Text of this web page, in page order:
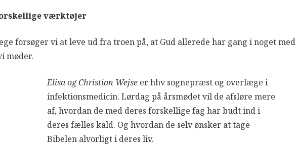
værktøjer
forsøger vi at leve ud fra troen på, at Gud allerede har gang i noget med
møder.
Elisa og Christian Wejse er hhv sognepræst og overlæge i
infektionsmedicin. Lørdag på årsmødet vil de afsløre mere
af, hvordan de med deres forskellige fag har budt ind i
deres fælles kald. Og hvordan de selv ønsker at tage
Bibelen alvorligt i deres liv.